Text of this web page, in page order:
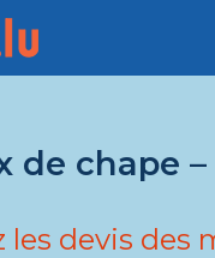
de chape
les devis des